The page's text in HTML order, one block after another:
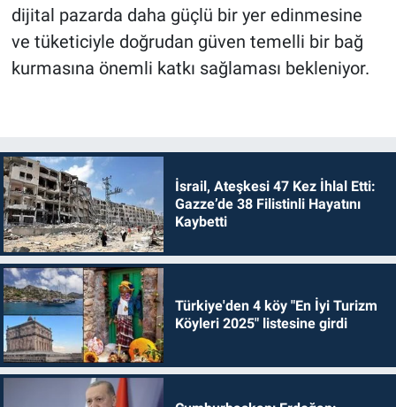
dijital pazarda daha güçlü bir yer edinmesine
ve tüketiciyle doğrudan güven temelli bir bağ
kurmasına önemli katkı sağlaması bekleniyor.
İsrail, Ateşkesi 47 Kez İhlal Etti:
Gazze’de 38 Filistinli Hayatını
Kaybetti
Türkiye'den 4 köy "En İyi Turizm
Köyleri 2025" listesine girdi